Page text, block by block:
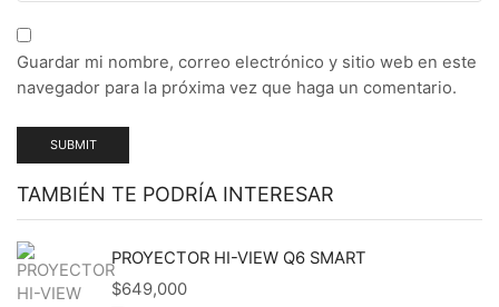
Guardar mi nombre, correo electrónico y sitio web en este
navegador para la próxima vez que haga un comentario.
TAMBIÉN TE PODRÍA INTERESAR
PROYECTOR HI-VIEW Q6 SMART
$649,000